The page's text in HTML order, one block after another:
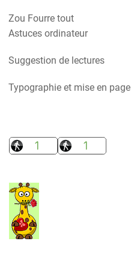
Zou Fourre tout
Astuces ordinateur
Suggestion de lectures
Typographie et mise en page